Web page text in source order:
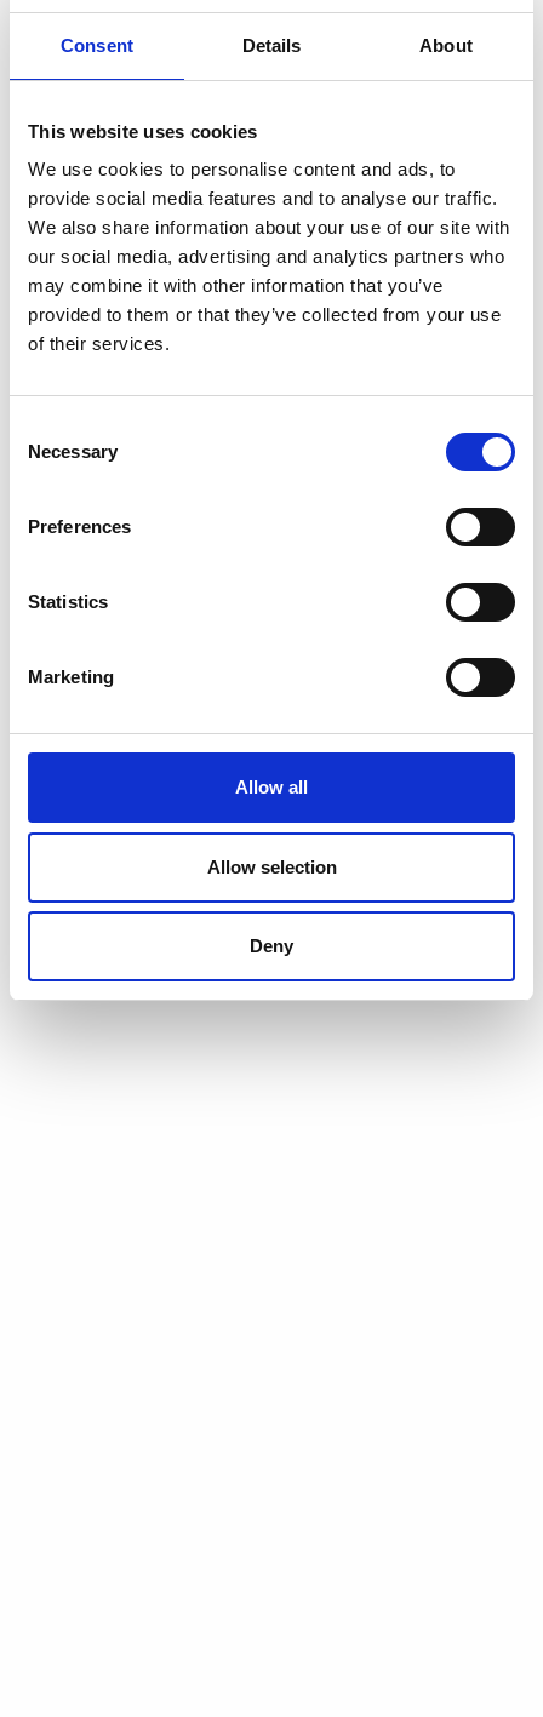
Consent Details About
This website uses cookies
We use cookies to personalise content and ads, to
provide social media features and to analyse our traffic.
We also share information about your use of our site with
our social media, advertising and analytics partners who
may combine it with other information that you’ve
provided to them or that they’ve collected from your use
of their services.
Selection
Necessary
Preferences
Statistics
Marketing
Allow all
Allow selection
Deny